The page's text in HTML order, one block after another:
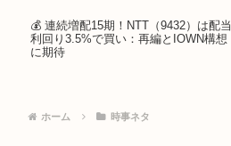
💰 連続増配15期！NTT（9432）は配当
利回り3.5%で買い：再編とIOWN構想
に期待
ホーム 時事ネタ